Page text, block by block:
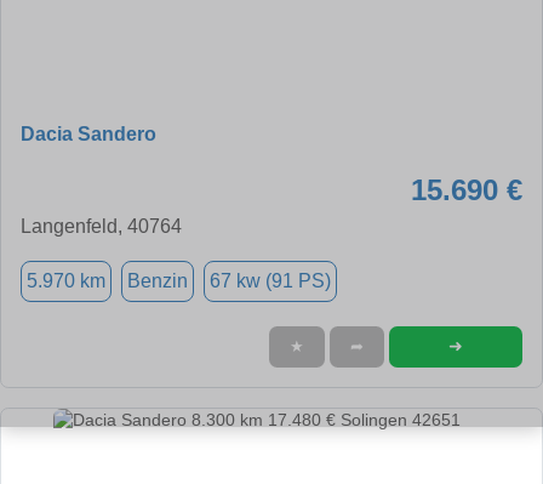
Dacia Sandero
15.690 €
Langenfeld, 40764
5.970 km Benzin 67 kw (91 PS)
★ ➦ ➜